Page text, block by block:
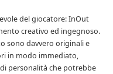
del giocatore: InOut
creativo ed ingegnoso.
sono davvero originali e
in modo immediato,
personalità che potrebbe